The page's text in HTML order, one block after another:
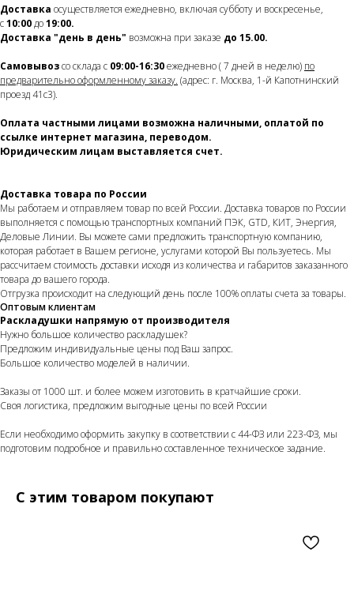
Доставка осуществляется ежедневно, включая субботу и воскресенье,
с10:00до19:00.
Доставка "день в день" возможна при заказе до 15.00.
Самовывозсо склада с 09:00-16:30ежедневно ( 7 дней в неделю) по
предварительно оформленному заказу. (адрес: г. Москва, 1-й Капотнинский
проезд 41с3).
Оплата частными лицами возможна наличными, оплатой по
ссылке интернет магазина, переводом.
Юридическим лицам выставляется счет.
Доставка товара по России
Мы работаем и отправляем товар по всей России. Доставка товаров по России
выполняется с помощью транспортных компаний ПЭК, GTD, КИТ, Энергия,
Деловые Линии. Вы можете сами предложить транспортную компанию,
которая работает в Вашем регионе, услугами которой Вы пользуетесь. Мы
рассчитаем стоимость доставки исходя из количества и габаритов заказанного
товара до вашего города.
Отгрузка происходит на следующий день после 100% оплаты счета за товары.
Оптовым клиентам
Раскладушки напрямую от производителя
Нужно большое количество раскладушек?
Предложим индивидуальные цены под Ваш запрос.
Большое количество моделей в наличии.
Заказы от 1000 шт. и более можем изготовить в кратчайшие сроки.
Своя логистика, предложим выгодные цены по всей России
Если необходимо оформить закупку в соответствии с 44-ФЗ или 223-ФЗ, мы
подготовим подробное и правильно составленное техническое задание.
С этим товаром покупают